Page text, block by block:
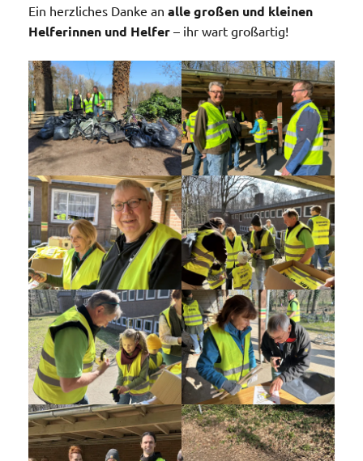
Ein herzliches Danke an alle großen und kleinen
Helferinnen und Helfer – ihr wart großartig!